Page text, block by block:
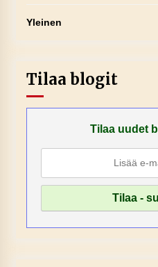
Yleinen
Tilaa blogit
Tilaa uudet